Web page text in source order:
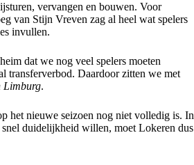
vervangen en bouwen. Voor
van Stijn Vreven zag al heel wat spelers
invullen.
dat we nog veel spelers moeten
transferverbod. Daardoor zitten we met
Limburg.
het nieuwe seizoen nog niet volledig is. In
duidelijkheid willen, moet Lokeren dus